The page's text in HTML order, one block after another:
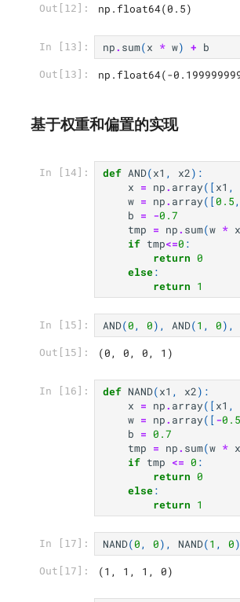
Out[12]: np.float64(0.5)
In [13]: np. sum(x * w) + b
Out[13]: np.float64(-
基于权重和偏置的实现
In [14]: def AND(x1 , x2):
x = np. array([x1 ,
w = np. array([0.5,
b = -0.7
tmp = np. sum(w * x
if tmp<=0 :
return 0
else:
return 1
In [15]: AND(0, 0), AND(1 , 0),
Out[15]: (0, 0, 0, 1)
In [16]: def NAND(x1 , x2):
x = np. array([x1 ,
w = np. array([-0.5
b = 0.7
tmp = np. sum(w * x
if tmp <= 0 :
return 0
else:
return 1
In [17]: NAND(0, 0), NAND(1 , 0
Out[17]: (1, 1, 1, 0)